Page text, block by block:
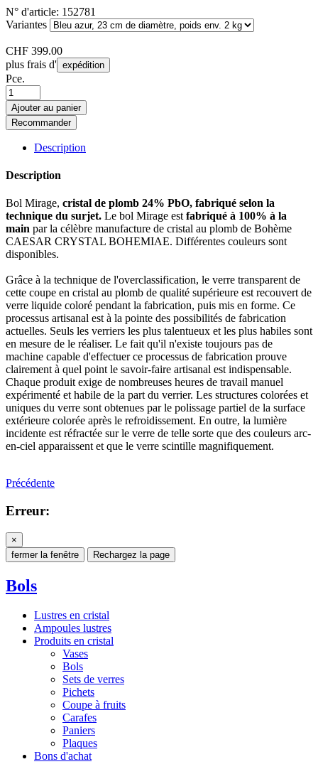
N° d'article: 152781
Variantes
CHF 399.00
plus frais d' expédition
Pce.
Ajouter au panier
Recommander
Description
Description
Bol Mirage, cristal de plomb 24% PbO, fabriqué selon la
technique du surjet. Le bol Mirage est fabriqué à 100% à la
main par la célèbre manufacture de cristal au plomb de Bohème
CAESAR CRYSTAL BOHEMIAE. Différentes couleurs sont
disponibles.
Grâce à la technique de l'overclassification, le verre transparent de
cette coupe en cristal au plomb de qualité supérieure est recouvert de
verre liquide coloré pendant la fabrication, puis mis en forme. Ce
processus artisanal est à la pointe des possibilités de fabrication
actuelles. Seuls les verriers les plus talentueux et les plus habiles sont
en mesure de le réaliser. Le fait qu'il n'existe toujours pas de
machine capable d'effectuer ce processus de fabrication prouve
clairement à quel point le savoir-faire artisanal est indispensable.
Chaque produit exige de nombreuses heures de travail manuel
expérimenté et habile de la part du verrier. Les structures colorées et
uniques du verre sont obtenues par le polissage partiel de la surface
extérieure colorée après le refroidissement. En outre, la lumière
incidente est réfractée sur le verre de telle sorte que des couleurs arc-
en-ciel apparaissent et que le verre scintille magnifiquement.
Précédente
Erreur:
×
fermer la fenêtre
Rechargez la page
Bols
Lustres en cristal
Ampoules lustres
Produits en cristal
Vases
Bols
Sets de verres
Pichets
Coupe à fruits
Carafes
Paniers
Plaques
Bons d'achat